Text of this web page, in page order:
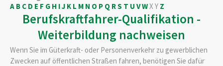
A B C D E F G H IJ K L M N O P Q RS T U VWXY Z
Berufskraftfahrer-Qualifikation -
Weiterbildung nachweisen
Wenn Sie im Güterkraft- oder Personenverkehr zu gewerblichen
Zwecken auf öffentlichen Straßen fahren, benötigen Sie dafür